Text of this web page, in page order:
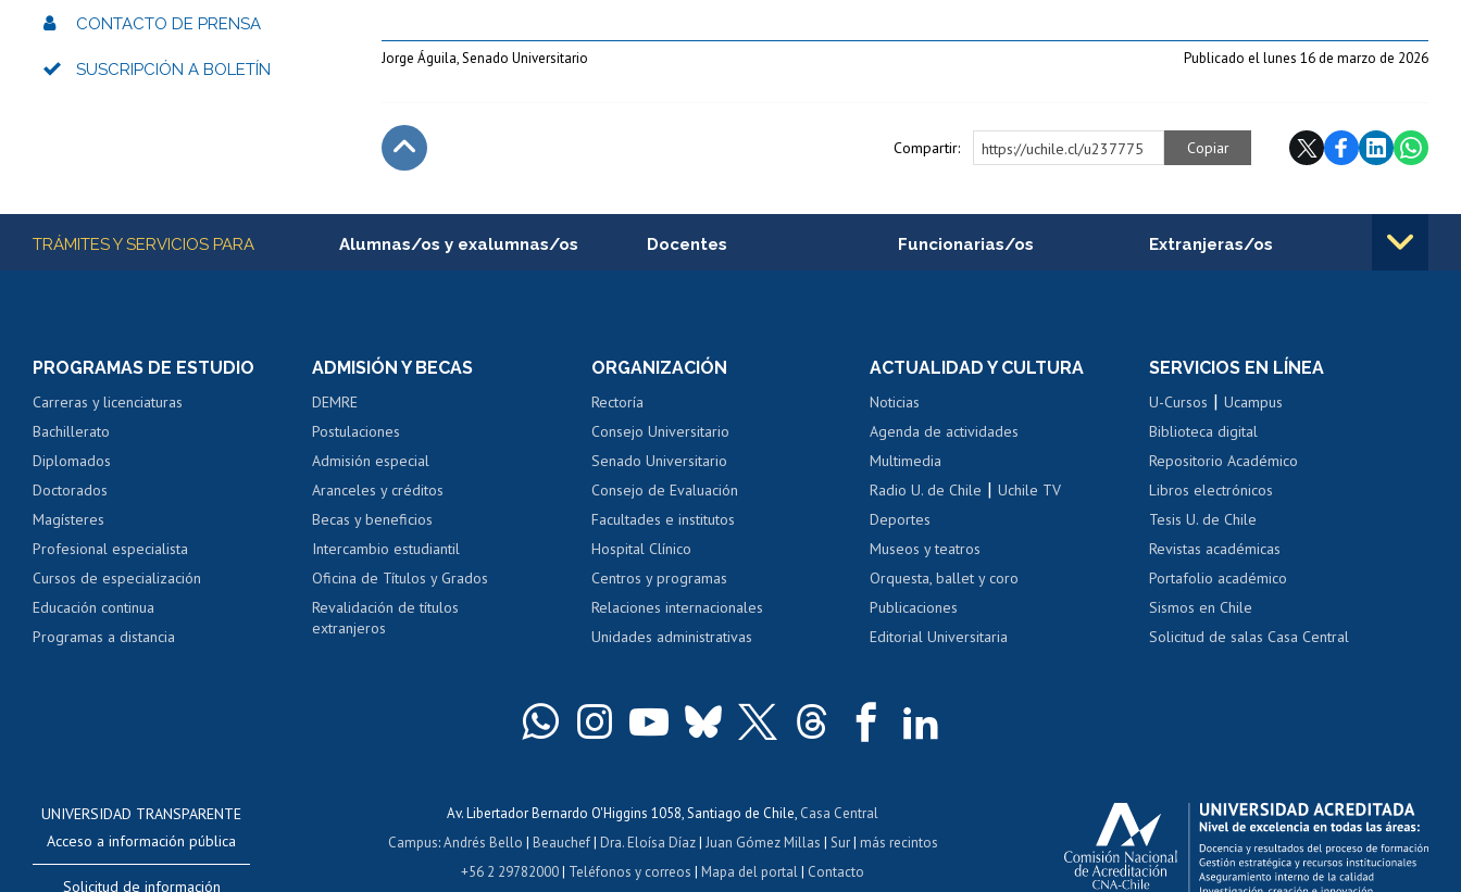
Jorge Águila, Senado Universitario Publicado el lunes 16 de marzo de 2026
Compartir: https://uchile.cl/u237775 Copiar
CONTACTO DE PRENSA
SUSCRIPCIÓN A BOLETÍN
Más información
TRÁMITES Y SERVICIOS PARA Alumnas/os y exalumnas/os
Consulta y certificado de notas
Servicio médico y dental
Pago de arancel y crédito alumnos
Pago de arancel y crédito exalumnos
Certificado de títulos y grados
Docentes
Perfeccionamiento
Evaluación docente
Calificación académica
Postulación al AUCAI
Funcionarias/os
Portal de movilidad interna
Certificado de renta
Certificado de renta
Gestión de correo uchile
Extranjeras/os
Movilidad Estudiantil
Cursos de español
Acoso laboral, sexual y violencia
PROGRAMAS DE ESTUDIO
Carreras y licenciaturas
Bachillerato
Diplomados
Doctorados
Magísteres
Profesional especialista
Cursos de especialización
Educación continua
Programas a distancia
ADMISIÓN Y BECAS
DEMRE
Postulaciones
Admisión especial
Aranceles y créditos
Becas y beneficios
Intercambio estudiantil
Oficina de Títulos y Grados
Revalidación de títulos
extranjeros
ORGANIZACIÓN
Rectoría
Consejo Universitario
Senado Universitario
Consejo de Evaluación
Facultades e institutos
Hospital Clínico
Centros y programas
Relaciones internacionales
Unidades administrativas
ACTUALIDAD Y CULTURA
Noticias
Agenda de actividades
Multimedia
Radio U. de Chile |Uchile TV
Deportes
Museos y teatros
Orquesta, ballet y coro
Publicaciones
Editorial Universitaria
SERVICIOS EN LÍNEA
U-Cursos |Ucampus
Biblioteca digital
Repositorio Académico
Libros electrónicos
Tesis U. de Chile
Revistas académicas
Portafolio académico
Sismos en Chile
Solicitud de salas Casa Central
UNIVERSIDAD TRANSPARENTE
Acceso a información pública
Solicitud de información
Av. Libertador Bernardo O'Higgins 1058, Santiago de Chile, Casa Central
Campus:Andrés Bello | Beauchef| Dra. Eloísa Díaz| Juan Gómez Millas | Sur| más recintos
+56 2 29782000| Teléfonos y correos |Mapa del portal| Contacto